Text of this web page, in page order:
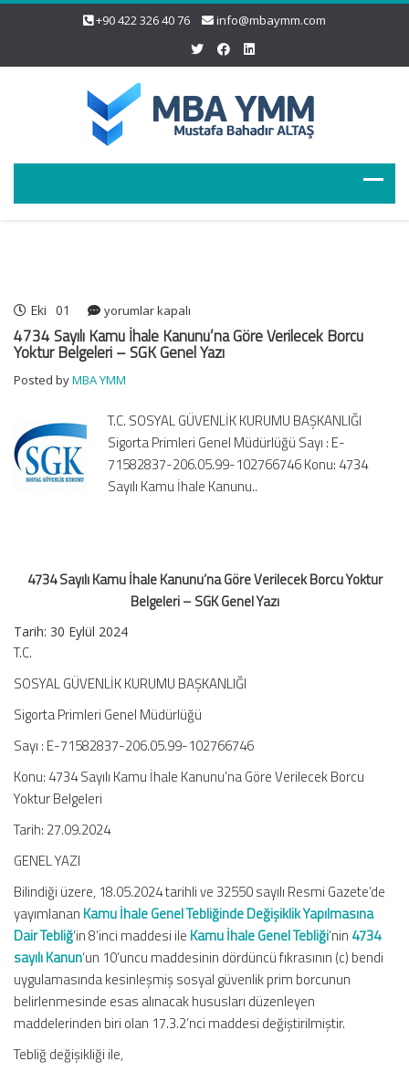
+90 422 326 40 76 info@mbaymm.com
Eki 01
4734
Sayılı
Kamu
Kanunu’na
Verilecek
Borcu
Yoktur
Belgeleri
için
yorumlar kapalı
4734 Sayılı Kamu İhale Kanunu’na Göre Verilecek Borcu
Yoktur Belgeleri – SGK Genel Yazı
Posted byMBA YMM
T.C. SOSYAL GÜVENLİK KURUMU BAŞKANLIĞI
Sigorta Primleri Genel Müdürlüğü Sayı : E-
71582837-206.05.99-102766746 Konu: 4734
Sayılı Kamu İhale Kanunu..
4734 Sayılı Kamu İhale Kanunu’na Göre Verilecek Borcu Yoktur
Belgeleri – SGK Genel Yazı
Tarih: 30 Eylül 2024
T.C.
SOSYAL GÜVENLİK KURUMU BAŞKANLIĞI
Sigorta Primleri Genel Müdürlüğü
Sayı : E-71582837-206.05.99-102766746
Konu: 4734 Sayılı Kamu İhale Kanunu’na Göre Verilecek Borcu
Yoktur Belgeleri
Tarih: 27.09.2024
GENEL YAZI
Bilindiği üzere, 18.05.2024 tarihli ve 32550 sayılı Resmi Gazete’de
yayımlanan Kamu İhale Genel Tebliğinde Değişiklik Yapılmasına
Dair Tebliğ‘in 8’inci maddesi ile Kamu İhale Genel Tebliği‘nin 4734
sayılı Kanun‘un 10’uncu maddesinin dördüncü fıkrasının (c) bendi
uygulamasında kesinleşmiş sosyal güvenlik prim borcunun
belirlenmesinde esas alınacak hususları düzenleyen
maddelerinden biri olan 17.3.2’nci maddesi değiştirilmiştir.
Tebliğ değişikliği ile,